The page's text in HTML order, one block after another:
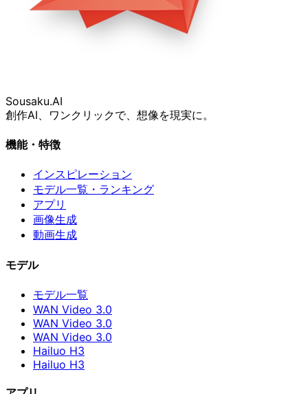
Sousaku.AI
創作AI、ワンクリックで、想像を現実に。
機能・特徴
インスピレーション
モデル一覧・ランキング
アプリ
画像生成
動画生成
モデル
モデル一覧
WAN Video 3.0
WAN Video 3.0
WAN Video 3.0
Hailuo H3
Hailuo H3